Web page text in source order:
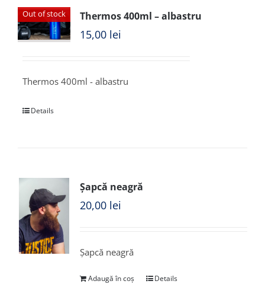
Out of stock Thermos 400ml – albastru
15,00 lei
Thermos 400ml - albastru
Details
Șapcă neagră
20,00 lei
Șapcă neagră
Adaugă în coș Details